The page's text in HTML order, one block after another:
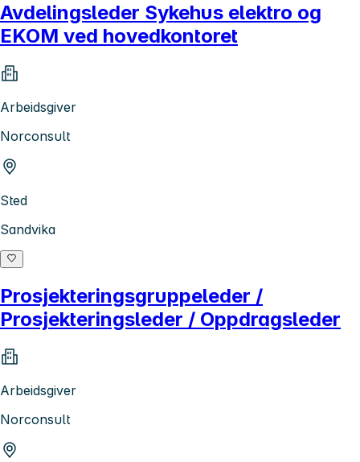
Avdelingsleder Sykehus elektro og
EKOM ved hovedkontoret
Arbeidsgiver
Norconsult
Sted
Sandvika
Prosjekteringsgruppeleder /
Prosjekteringsleder / Oppdragsleder
Arbeidsgiver
Norconsult